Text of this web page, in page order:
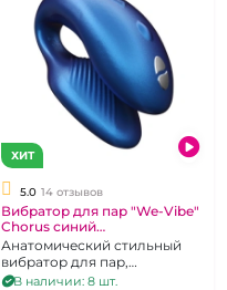
ХИТ
5.0 14 отзывов
Вибратор для пар "We-Vibe"
Chorus синий
перезаряжемый
Анатомический стильный
вибратор для пар,
управляемый с приложения
В наличии: 8 шт.